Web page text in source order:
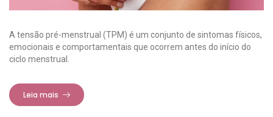
A tensão pré-menstrual (TPM) é um conjunto de sintomas físicos,
emocionais e comportamentais que ocorrem antes do início do
ciclo menstrual.
Leia mais